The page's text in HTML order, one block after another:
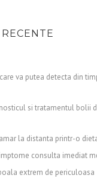
va putea detecta din
si tratamentul bolii
la distanta printr-o
consulta imediat
extrem de periculoasa